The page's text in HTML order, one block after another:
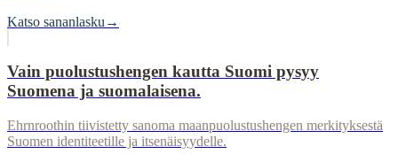
Katso sananlasku →
Vain puolustushengen kautta Suomi pysyy
Suomena ja suomalaisena.
Ehrnroothin tiivistetty sanoma maanpuolustushengen merkityksestä
Suomen identiteetille ja itsenäisyydelle.